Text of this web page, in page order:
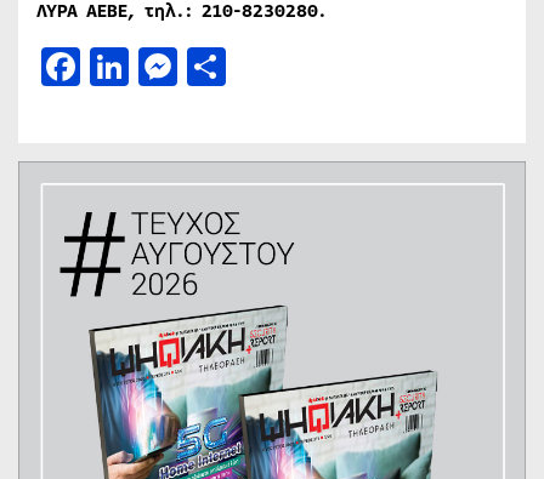
ΛΥΡΑ ΑΕΒΕ, τηλ.: 210-8230280.
Facebook
LinkedIn
Messenger